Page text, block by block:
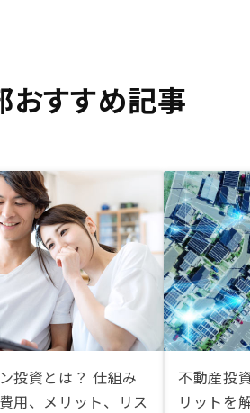
おすすめ記事
投資とは？ 仕組み
用、メリット、リス
不動産投
リットを